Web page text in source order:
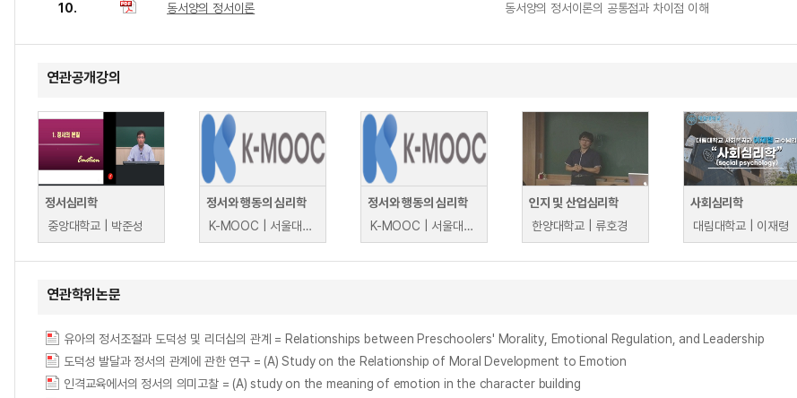
10. 동서양의 정서이론 동서양의 정서이론의 공통점과 차이점 이해
연관공개강의
정서심리학
중앙대학교 | 박준성
정서와 행동의 심리학
K-MOOC | 서울대학교 한소원
정서와 행동의 심리학
K-MOOC | 서울대학교 한소원
인지 및 산업심리학
한양대학교 | 류호경
사회심리학
대림대학교 | 이재령
연관학위논문
유아의 정서조절과 도덕성 및 리더십의 관계 = Relationships between Preschoolers' Morality, Emotional Regulation, and Leadership
도덕성 발달과 정서의 관계에 관한 연구 = (A) Study on the Relationship of Moral Development to Emotion
인격교육에서의 정서의 의미고찰 = (A) study on the meaning of emotion in the character building